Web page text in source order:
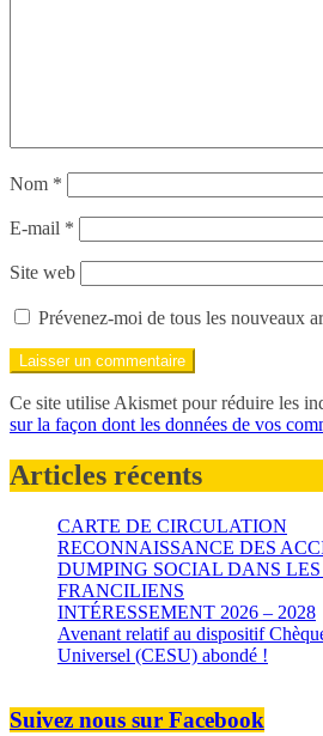
Nom *
E-mail *
Site web
Prévenez-moi de tous les nouveaux
Ce site utilise Akismet pour réduire les
sur la façon dont les données de vos
Articles récents
CARTE DE CIRCULATION
RECONNAISSANCE DES
DUMPING SOCIAL DANS LES
FRANCILIENS
INTÉRESSEMENT 2026 – 2028
Avenant relatif au dispositif
Universel (CESU) abondé !
Suivez nous sur Facebook